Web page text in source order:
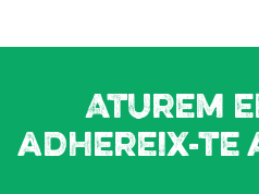
Aturem
adhereix-te